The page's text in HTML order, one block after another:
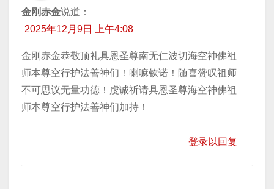
金刚赤金说道：
2025年12月9日 上午4:08
金刚赤金恭敬顶礼具恩圣尊南无仁波切海空神佛祖
师本尊空行护法善神们！喇嘛钦诺！随喜赞叹祖师
不可思议无量功德！虔诚祈请具恩圣尊海空神佛祖
师本尊空行护法善神们加持！
登录以回复